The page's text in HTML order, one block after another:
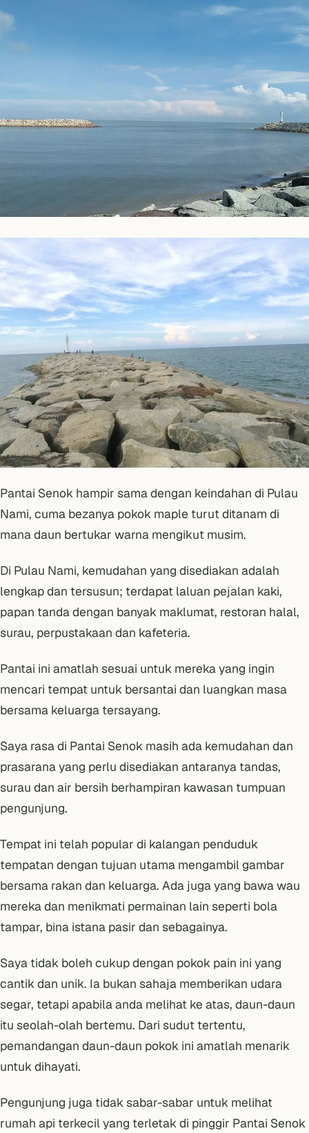
Pantai Senok hampir sama dengan keindahan di Pulau
Nami, cuma bezanya pokok maple turut ditanam di
mana daun bertukar warna mengikut musim.
Di Pulau Nami, kemudahan yang disediakan adalah
lengkap dan tersusun; terdapat laluan pejalan kaki,
papan tanda dengan banyak maklumat, restoran halal,
surau, perpustakaan dan kafeteria.
Pantai ini amatlah sesuai untuk mereka yang ingin
mencari tempat untuk bersantai dan luangkan masa
bersama keluarga tersayang.
Saya rasa di Pantai Senok masih ada kemudahan dan
prasarana yang perlu disediakan antaranya tandas,
surau dan air bersih berhampiran kawasan tumpuan
pengunjung.
Tempat ini telah popular di kalangan penduduk
tempatan dengan tujuan utama mengambil gambar
bersama rakan dan keluarga. Ada juga yang bawa wau
mereka dan menikmati permainan lain seperti bola
tampar, bina istana pasir dan sebagainya.
Saya tidak boleh cukup dengan pokok pain ini yang
cantik dan unik. Ia bukan sahaja memberikan udara
segar, tetapi apabila anda melihat ke atas, daun-daun
itu seolah-olah bertemu. Dari sudut tertentu,
pemandangan daun-daun pokok ini amatlah menarik
untuk dihayati.
Pengunjung juga tidak sabar-sabar untuk melihat
rumah api terkecil yang terletak di pinggir Pantai Senok